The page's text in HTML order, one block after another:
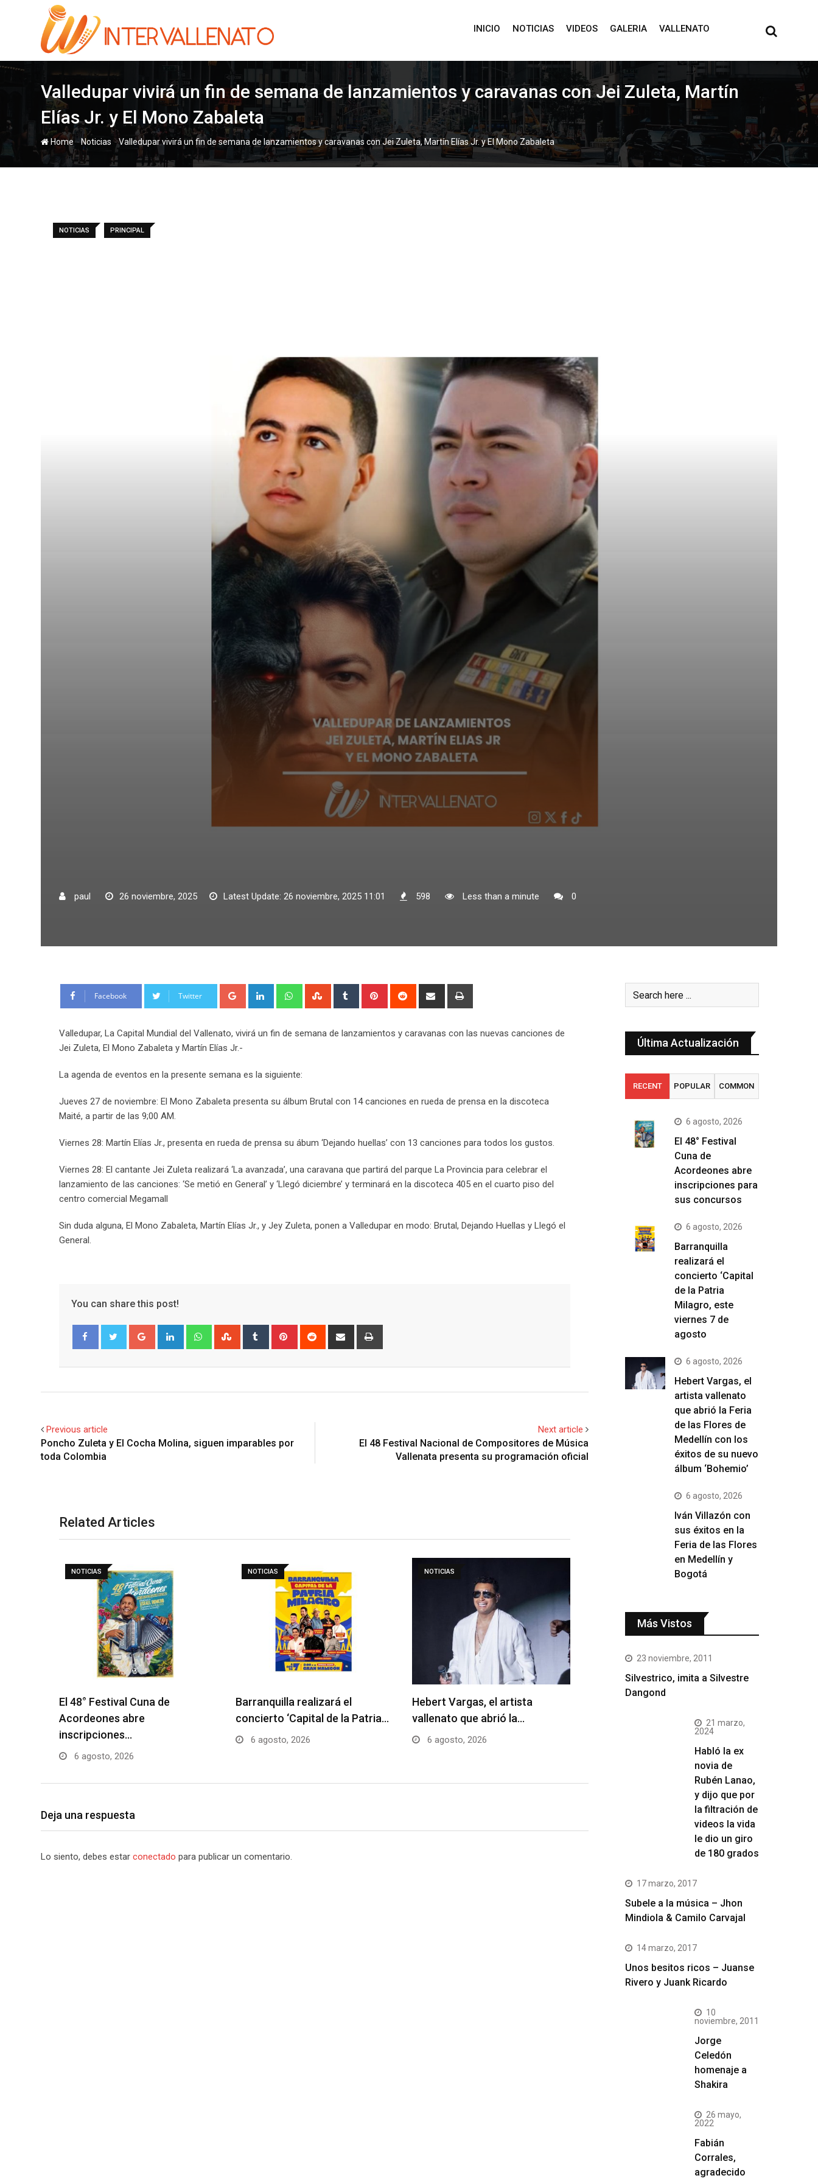
INICIO NOTICIAS VIDEOS GALERIA VALLENATO
Valledupar vivirá un fin de semana de lanzamientos y caravanas con Jei Zuleta, Martín
Elías Jr. y El Mono Zabaleta
Home-Noticias -Valledupar vivirá un fin de semana de lanzamientos y caravanas con Jei Zuleta, Martín Elías Jr. y El Mono Zabaleta
NOTICIAS PRINCIPAL
paul 26 noviembre, 2025 Latest Update: 26 noviembre, 2025 11:01 598 Less than a minute 0
Facebook Twitter Google+ LinkedIn WhatsappStumbleUpon
Tumblr Pinterest Reddit
Share
Valledupar, La Capital Mundial del Vallenato, vivirá un fin de semana de lanzamientos y caravanas con las nuevas canciones de
Jei Zuleta, El Mono Zabaleta y Martín Elías Jr.-
La agenda de eventos en la presente semana es la siguiente:
Jueves 27 de noviembre: El Mono Zabaleta presenta su álbum Brutal con 14 canciones en rueda de prensa en la discoteca
Maité, a partir de las 9;00 AM.
Viernes 28: Martín Elías Jr., presenta en rueda de prensa su ábum ‘Dejando huellas’ con 13 canciones para todos los gustos.
Viernes 28: El cantante Jei Zuleta realizará ‘La avanzada’, una caravana que partirá del parque La Provincia para celebrar el
lanzamiento de las canciones: ‘Se metió en General’ y ‘Llegó diciembre’ y terminará en la discoteca 405 en el cuarto piso del
centro comercial Megamall
Sin duda alguna, El Mono Zabaleta, Martín Elías Jr., y Jey Zuleta, ponen a Valledupar en modo: Brutal, Dejando Huellas y Llegó el
General.
You can share this post!
Google+ LinkedIn WhatsappStumbleUpon
Tumblr Pinterest Reddit
Share
Previous article
Poncho Zuleta y El Cocha Molina, siguen imparables por
toda Colombia
Next article
El 48 Festival Nacional de Compositores de Música
Vallenata presenta su programación oficial
Related Articles
NOTICIAS
El 48° Festival Cuna de
Acordeones abre
inscripciones…
6 agosto, 2026
NOTICIAS
Barranquilla realizará el
concierto ‘Capital de la Patria…
6 agosto, 2026
NOTICIAS
Hebert Vargas, el artista
vallenato que abrió la…
6 agosto, 2026
Deja una respuesta
Lo siento, debes estar conectado para publicar un comentario.
Última Actualización
RECENT POPULAR COMMON
6 agosto, 2026
El 48° Festival
Cuna de
Acordeones abre
inscripciones para
sus concursos
6 agosto, 2026
Barranquilla
realizará el
concierto ‘Capital
de la Patria
Milagro, este
viernes 7 de
agosto
6 agosto, 2026
Hebert Vargas, el
artista vallenato
que abrió la Feria
de las Flores de
Medellín con los
éxitos de su nuevo
álbum ‘Bohemio’
6 agosto, 2026
Iván Villazón con
sus éxitos en la
Feria de las Flores
en Medellín y
Bogotá
Más Vistos
23 noviembre, 2011
Silvestrico, imita a Silvestre
Dangond
21 marzo,
2024
Habló la ex
novia de
Rubén Lanao,
y dijo que por
la filtración de
videos la vida
le dio un giro
de 180 grados
17 marzo, 2017
Subele a la música – Jhon
Mindiola & Camilo Carvajal
14 marzo, 2017
Unos besitos ricos – Juanse
Rivero y Juank Ricardo
10
noviembre, 2011
Jorge
Celedón
homenaje a
Shakira
26 mayo,
2022
Fabián
Corrales,
agradecido